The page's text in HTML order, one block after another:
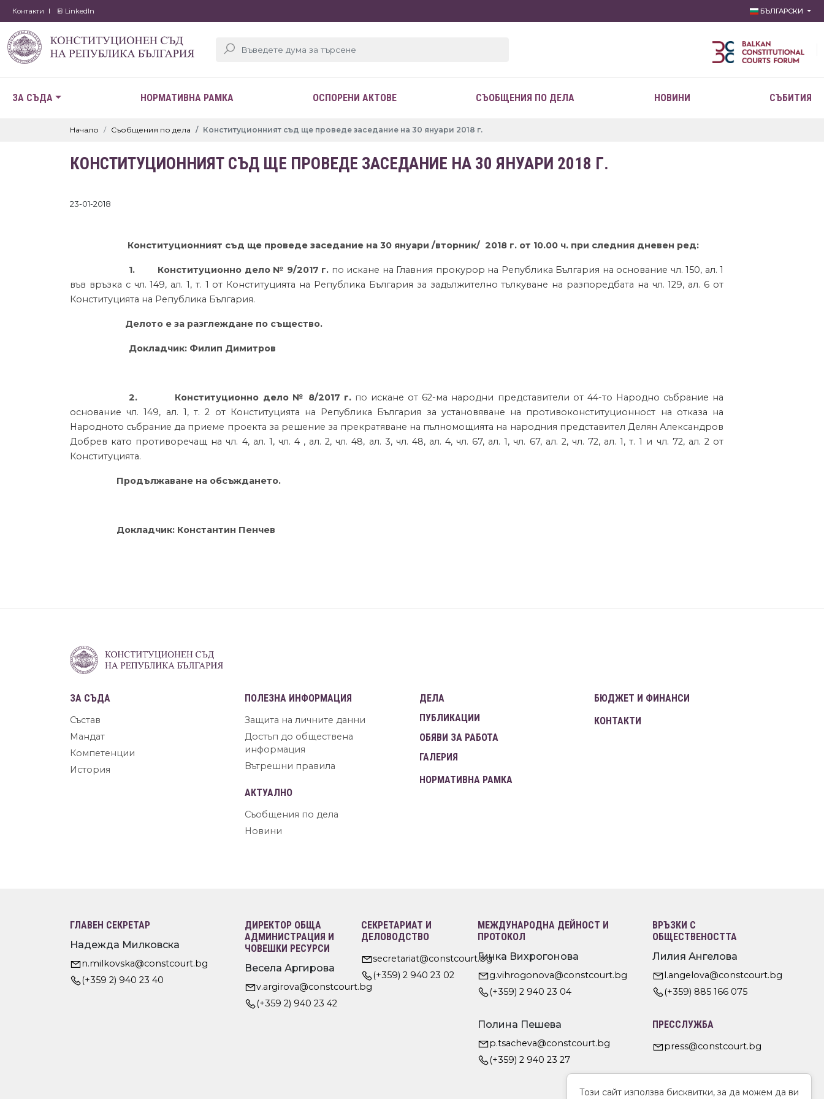
Контакти LinkedIn БЪЛГАРСКИ
ЗА СЪДА НОРМАТИВНА РАМКА ОСПОРЕНИ АКТОВЕ СЪОБЩЕНИЯ ПО ДЕЛА НОВИНИ СЪБИТИЯ
Начало Съобщения по дела Конституционният съд ще проведе заседание на 30 януари 2018 г.
КОНСТИТУЦИОННИЯТ СЪД ЩЕ ПРОВЕДЕ ЗАСЕДАНИЕ НА 30 ЯНУАРИ 2018 Г.
23-01-2018
Конституционният съд ще проведе заседание на 30 януари /вторник/ 2018 г. от 10.00 ч. при следния дневен ред:
1. Конституционно дело № 9/2017 г. по искане на Главния прокурор на Република България на основание чл. 150, ал. 1
във връзка с чл. 149, ал. 1, т. 1 от Конституцията на Република България за задължително тълкуване на разпоредбата на чл. 129, ал. 6 от
Конституцията на Република България.
Делото е за разглеждане по същество.
Докладчик: Филип Димитров
2. Конституционно дело № 8/2017 г. по искане от 62-ма народни представители от 44-то Народно събрание на
основание чл. 149, ал. 1, т. 2 от Конституцията на Република България за установяване на противоконституционност на отказа на
Народното събрание да приеме проекта за решение за прекратяване на пълномощията на народния представител Делян Александров
Добрев като противоречащ на чл. 4, ал. 1, чл. 4 , ал. 2, чл. 48, ал. 3, чл. 48, ал. 4, чл. 67, ал. 1, чл. 67, ал. 2, чл. 72, ал. 1, т. 1 и чл. 72, ал. 2 от
Конституцията.
Продължаване на обсъждането.
Докладчик: Константин Пенчев
ЗА СЪДА
Състав
Мандат
Компетенции
История
ПОЛЕЗНА ИНФОРМАЦИЯ
Защита на личните данни
Достъп до обществена
информация
Вътрешни правила
АКТУАЛНО
Съобщения по дела
Новини
ДЕЛА
ПУБЛИКАЦИИ
ОБЯВИ ЗА РАБОТА
ГАЛЕРИЯ
НОРМАТИВНА РАМКА
БЮДЖЕТ И ФИНАНСИ
КОНТАКТИ
ГЛАВЕН СЕКРЕТАР
Надежда Милковска
n.milkovska@constcourt.bg
(+359 2) 940 23 40
ДИРЕКТОР ОБЩА
АДМИНИСТРАЦИЯ И
ЧОВЕШКИ РЕСУРСИ
Весела Аргирова
v.argirova@constcourt.bg
(+359 2) 940 23 42
СЕКРЕТАРИАТ И
ДЕЛОВОДСТВО
secretariat@constcourt.bg
(+359) 2 940 23 02
МЕЖДУНАРОДНА ДЕЙНОСТ И
ПРОТОКОЛ
Гинка Вихрогонова
g.vihrogonova@constcourt.bg
(+359) 2 940 23 04
Полина Пешева
p.tsacheva@constcourt.bg
(+359) 2 940 23 27
ВРЪЗКИ С
ОБЩЕСТВЕНОСТТА
Лилия Ангелова
l.angelova@constcourt.bg
(+359) 885 166 075
ПРЕССЛУЖБА
press@constcourt.bg
Този сайт използва бисквитки, за да можем да ви